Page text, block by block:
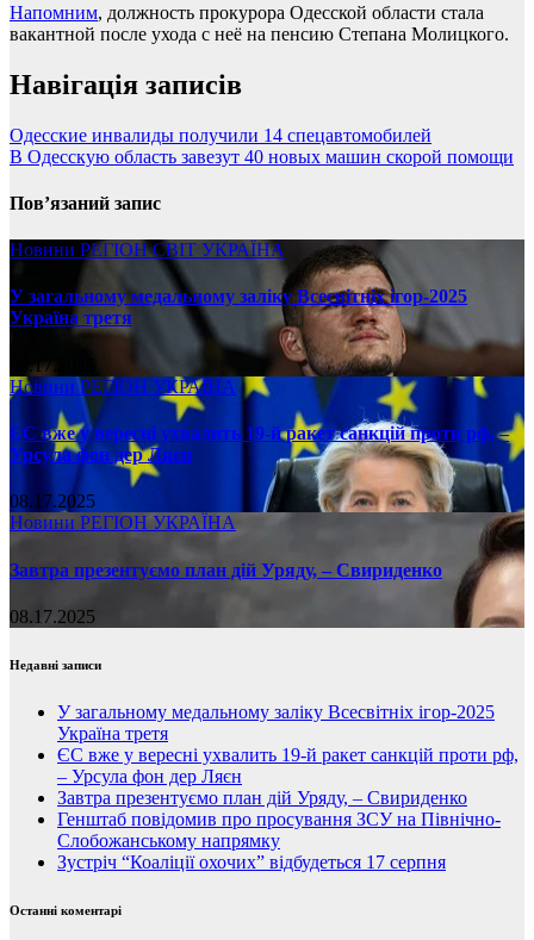
Напомним, должность прокурора Одесской области стала
вакантной после ухода с неё на пенсию Степана Молицкого.
Навігація записів
Одесские инвалиды получили 14 спецавтомобилей
В Одесскую область завезут 40 новых машин скорой помощи
Пов’язаний запис
Новини РЕГІОНСВІТ УКРАЇНА
У загальному медальному заліку Всесвітніх ігор-2025
Україна третя
08.17.2025
НовиниРЕГІОН УКРАЇНА
ЄС вже у вересні ухвалить 19-й ракет санкцій проти рф, –
Урсула фон дер Ляєн
08.17.2025
Новини РЕГІОН УКРАЇНА
Завтра презентуємо план дій Уряду, – Свириденко
08.17.2025
Недавні записи
У загальному медальному заліку Всесвітніх ігор-2025
Україна третя
ЄС вже у вересні ухвалить 19-й ракет санкцій проти рф,
– Урсула фон дер Ляєн
Завтра презентуємо план дій Уряду, – Свириденко
Генштаб повідомив про просування ЗСУ на Північно-
Слобожанському напрямку
Зустріч “Коаліції охочих” відбудеться 17 серпня
Останні коментарі